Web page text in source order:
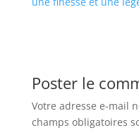
Poster le
Votre adresse e-mail
champs obligatoires